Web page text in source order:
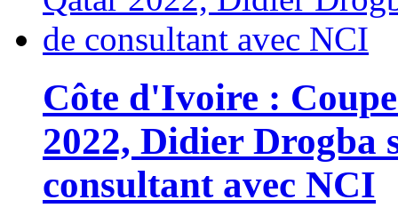
Côte d'Ivoire :
2022, Didier Drogba
consultant avec NCI